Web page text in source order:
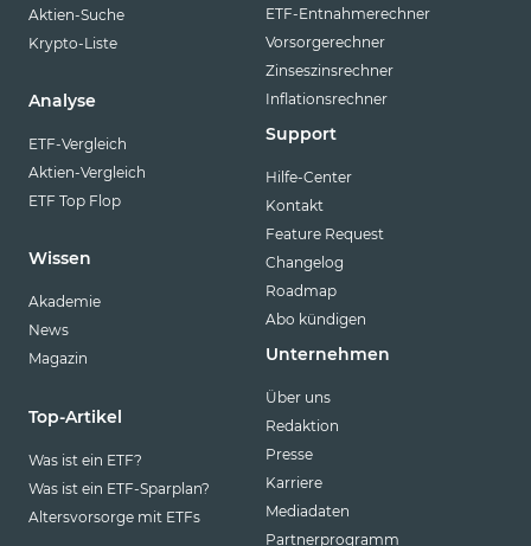
Aktien-Suche
Krypto-Liste
Analyse
ETF-Vergleich
Aktien-Vergleich
ETF Top Flop
Wissen
Akademie
News
Magazin
Top-Artikel
Was ist ein ETF?
Was ist ein ETF-Sparplan?
Altersvorsorge mit ETFs
ETF-Entnahmerechner
Vorsorgerechner
Zinseszinsrechner
Inflationsrechner
Support
Hilfe-Center
Kontakt
Feature Request
Changelog
Roadmap
Abo kündigen
Unternehmen
Über uns
Redaktion
Presse
Karriere
Mediadaten
Partnerprogramm